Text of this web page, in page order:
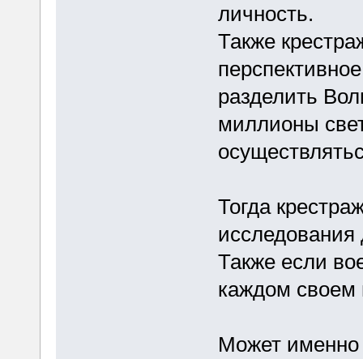
личность.
Также
разделить
миллионы
Тогда
исследования
Также если
каждом своем
Может именно